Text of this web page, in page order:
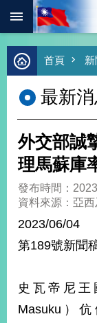
跳到主要內容區塊
進
階
尋
熱
總
合
外
價
外
交
經
首頁
最新消
外交部誠
理馬蘇庫
發布時間：
資料來源：亞西
2023/06/04
第189號新聞
史瓦帝尼王
Masuku）